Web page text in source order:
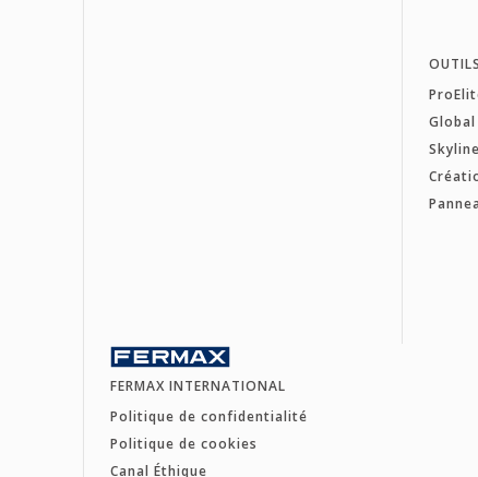
OUTILS
FERMAX INTERNATIONAL
Politique de confidentialité
Politique de cookies
Canal Éthique